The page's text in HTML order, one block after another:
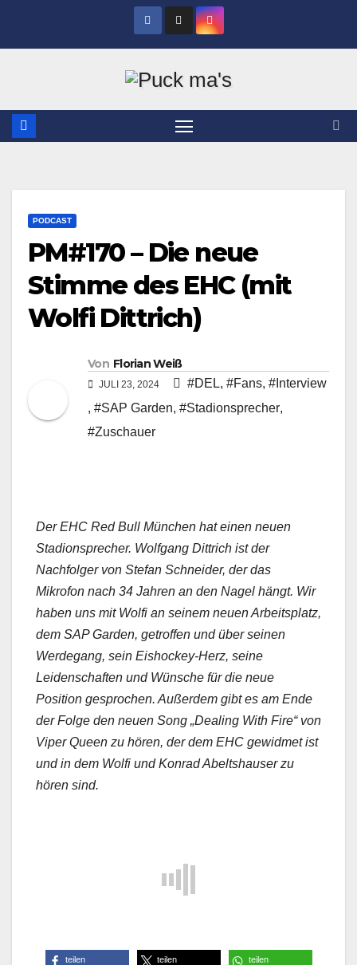
PODCAST
PM#170 – Die neue
Stimme des EHC (mit
Wolfi Dittrich)
Von Florian Weiß
JULI 23, 2024 #DEL, #Fans, #Interview
, #SAP Garden, #Stadionsprecher,
#Zuschauer
Der EHC Red Bull München hat einen neuen
Stadionsprecher. Wolfgang Dittrich ist der
Nachfolger von Stefan Schneider, der das
Mikrofon nach 34 Jahren an den Nagel hängt. Wir
haben uns mit Wolfi an seinem neuen Arbeitsplatz,
dem SAP Garden, getroffen und über seinen
Werdegang, sein Eishockey-Herz, seine
Leidenschaften und Wünsche für die neue
Position gesprochen. Außerdem gibt es am Ende
der Folge den neuen Song „Dealing With Fire“ von
Viper Queen zu hören, der dem EHC gewidmet ist
und in dem Wolfi und Konrad Abeltshauser zu
hören sind.
teilen teilen teilen